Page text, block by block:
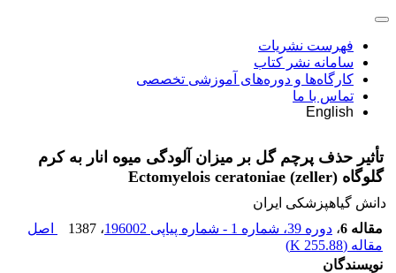
فهرست نشریات
سامانه نشر کتاب
کارگاه‌ها و دوره‌های آموزشی تخصصی
تماس با ما
English
تأثیر حذف پرچم گل بر میزان آلودگی میوه انار به کرم
گلوگاه Ectomyelois ceratoniae (zeller)
دانش گیاهپزشکی ایران
مقاله 6
، دوره 39، شماره 1 - شماره پیاپی 196002 ، 1387
اصل
مقاله (255.88 K
)
نویسندگان